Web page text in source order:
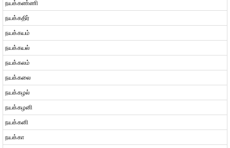
நயக்கண்ணி
நயக்கதிர்
நயக்கயம்
நயக்கயல்
நயக்கலம்
நயக்கலை
நயக்கழல்
நயக்கழனி
நயக்கனி
நயக்கா